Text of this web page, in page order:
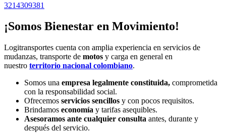
3214309381
¡Somos Bienestar en Movimiento!
Logitransportes cuenta con amplia experiencia en servicios de
mudanzas, transporte de motos y carga en general en
nuestro territorio nacional colombiano.
Somos una empresa legalmente constituida, comprometida
con la responsabilidad social.
Ofrecemos servicios sencillos y con pocos requisitos.
Brindamos economía y tarifas asequibles.
Asesoramos ante cualquier consulta antes, durante y
después del servicio.